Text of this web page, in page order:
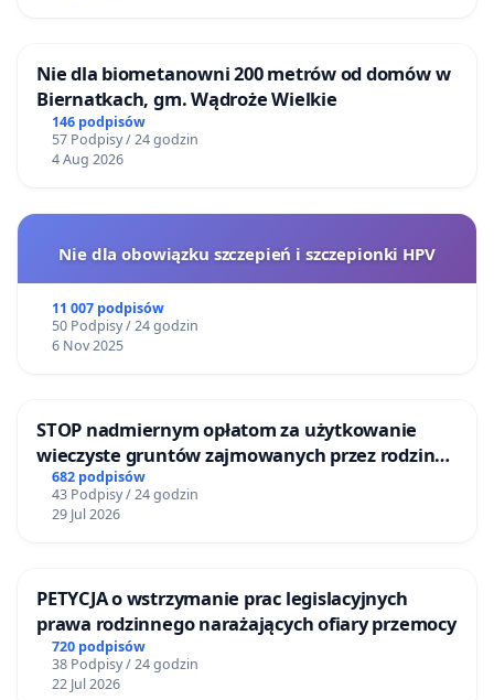
Nie dla biometanowni 200 metrów od domów w
Biernatkach, gm. Wądroże Wielkie
146 podpisów
57 Podpisy / 24 godzin
4 Aug 2026
Nie dla obowiązku szczepień i szczepionki HPV
11 007 podpisów
50 Podpisy / 24 godzin
6 Nov 2025
STOP nadmiernym opłatom za użytkowanie
wieczyste gruntów zajmowanych przez rodzinne
ogrody działkowe.
682 podpisów
43 Podpisy / 24 godzin
29 Jul 2026
PETYCJA o wstrzymanie prac legislacyjnych
prawa rodzinnego narażających ofiary przemocy
720 podpisów
38 Podpisy / 24 godzin
22 Jul 2026